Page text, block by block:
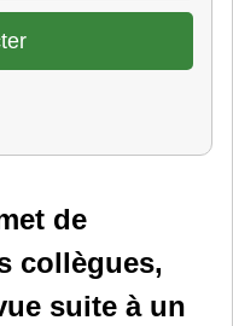
de
collègues,
suite à un